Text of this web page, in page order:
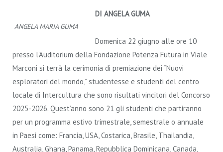
ANGELA MARIA GUMA
DI ANGELA GUMA
Domenica 22 giugno alle ore 10
presso l’Auditorium della Fondazione Potenza Futura in Viale
Marconi si terrà la cerimonia di premiazione dei “Nuovi
esploratori del mondo,” studentesse e studenti del centro
locale di Intercultura che sono risultati vincitori del Concorso
2025-2026. Quest’anno sono 21 gli studenti che partiranno
per un programma estivo trimestrale, semestrale o annuale
in Paesi come: Francia, USA, Costarica, Brasile, Thailandia,
Australia, Ghana, Panama, Repubblica Dominicana, Canada,